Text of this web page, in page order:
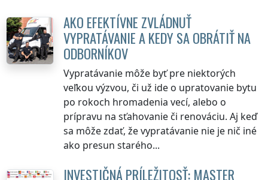
AKO EFEKTÍVNE ZVLÁDNUŤ
VYPRATÁVANIE A KEDY SA OBRÁTIŤ NA
ODBORNÍKOV
Vypratávanie môže byť pre niektorých
veľkou výzvou, či už ide o upratovanie bytu
po rokoch hromadenia vecí, alebo o
prípravu na sťahovanie či renováciu. Aj keď
sa môže zdať, že vypratávanie nie je nič iné
ako presun starého...
INVESTIČNÁ PRÍLEŽITOSŤ: MASTER